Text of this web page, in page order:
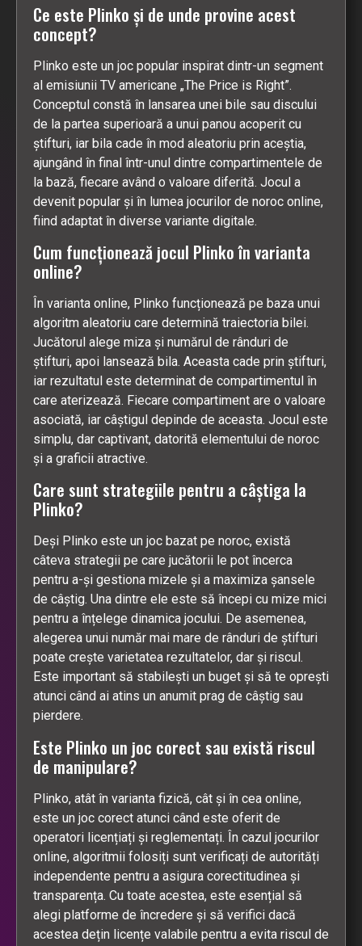
Ce este Plinko și de unde provine acest
concept?
Plinko este un joc popular inspirat dintr-un segment
al emisiunii TV americane „The Price is Right”.
Conceptul constă în lansarea unei bile sau discului
de la partea superioară a unui panou acoperit cu
știfturi, iar bila cade în mod aleatoriu prin aceștia,
ajungând în final într-unul dintre compartimentele de
la bază, fiecare având o valoare diferită. Jocul a
devenit popular și în lumea jocurilor de noroc online,
fiind adaptat în diverse variante digitale.
Cum funcționează jocul Plinko în varianta
online?
În varianta online, Plinko funcționează pe baza unui
algoritm aleatoriu care determină traiectoria bilei.
Jucătorul alege miza și numărul de rânduri de
știfturi, apoi lansează bila. Aceasta cade prin știfturi,
iar rezultatul este determinat de compartimentul în
care aterizează. Fiecare compartiment are o valoare
asociată, iar câștigul depinde de aceasta. Jocul este
simplu, dar captivant, datorită elementului de noroc
și a graficii atractive.
Care sunt strategiile pentru a câștiga la
Plinko?
Deși Plinko este un joc bazat pe noroc, există
câteva strategii pe care jucătorii le pot încerca
pentru a-și gestiona mizele și a maximiza șansele
de câștig. Una dintre ele este să începi cu mize mici
pentru a înțelege dinamica jocului. De asemenea,
alegerea unui număr mai mare de rânduri de știfturi
poate crește varietatea rezultatelor, dar și riscul.
Este important să stabilești un buget și să te oprești
atunci când ai atins un anumit prag de câștig sau
pierdere.
Este Plinko un joc corect sau există riscul
de manipulare?
Plinko, atât în varianta fizică, cât și în cea online,
este un joc corect atunci când este oferit de
operatori licențiați și reglementați. În cazul jocurilor
online, algoritmii folosiți sunt verificați de autorități
independente pentru a asigura corectitudinea și
transparența. Cu toate acestea, este esențial să
alegi platforme de încredere și să verifici dacă
acestea dețin licențe valabile pentru a evita riscul de